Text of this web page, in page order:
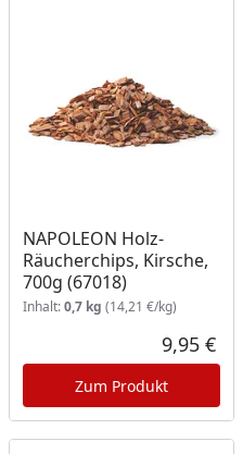
NAPOLEON Holz-
Räucherchips, Kirsche,
700g (67018)
Inhalt:0,7 kg (14,21 €/kg)
9,95 €
Zum Produkt